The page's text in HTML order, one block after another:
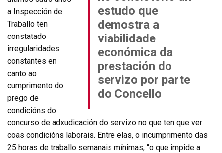
estudo que
demostra a
viabilidade
económica da
prestación do
servizo por parte
do Concello
a Inspección de
Traballo ten
constatado
irregularidades
constantes en
canto ao
cumprimento do
prego de
condicións do
concurso de adxudicación do servizo no que ten que ver
coas condicións laborais. Entre elas, o incumprimento das
25 horas de traballo semanais mínimas, “o que impide a